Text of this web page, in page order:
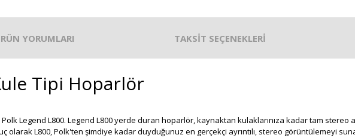
YORUMLARI TAKSİT SEÇENEKLERİ
Tipi Hoparlör
Legend L800. Legend L800 yerde duran hoparlör, kaynaktan kulaklarınıza kadar tam stereo
L800, Polk'ten şimdiye kadar duyduğunuz en gerçekçi ayrıntılı, stereo görüntülemeyi